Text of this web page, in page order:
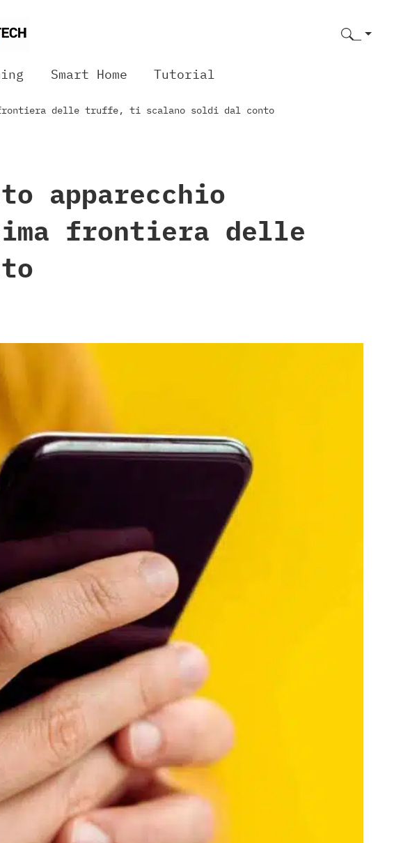
Smart Home Tutorial
frontiera delle truffe, ti scalano soldi dal conto
apparecchio
frontiera delle